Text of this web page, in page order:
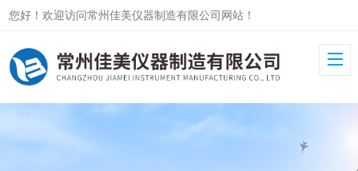
您好！欢迎访问常州佳美仪器制造有限公司网站！